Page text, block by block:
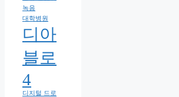
녹음
대학병원
디아
블로
4
디지털 드로